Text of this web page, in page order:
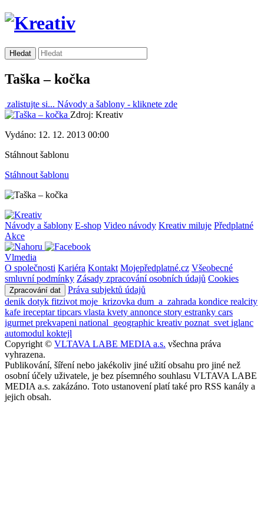
Taška – kočka
zalistujte si... Návody a šablony - kliknete zde
Zdroj: Kreativ
Vydáno: 12. 12. 2013 00:00
Stáhnout šablonu
Stáhnout šablonu
Návody a šablony E-shop Video návody Kreativ miluje Předplatné
Akce
Vlmedia
O společnosti Kariéra Kontakt Mojepředplatné.cz Všeobecné
smluvní podmínky Zásady zpracování osobních údajů Cookies
Zpracování dat
Práva subjektů údajů
denik dotyk fitzivot moje_krizovka dum_a_zahrada kondice realcity
kafe ireceptartipcars vlasta kvety annonce story estranky cars
igurmet prekvapeni national_geographic kreativ poznat_svet iglanc
automodul koktejl
Copyright © VLTAVA LABE MEDIA a.s. všechna práva
vyhrazena.
Publikování, šíření nebo jakékoliv jiné užití obsahu pro jiné než
osobní účely uživatele, je bez písemného souhlasu VLTAVA LABE
MEDIA a.s. zakázáno. Toto ustanovení platí také pro RSS kanály a
jejich obsah.